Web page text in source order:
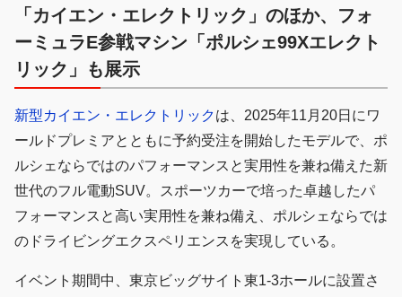
「カイエン・エレクトリック」のほか、フォ
ーミュラE参戦マシン「ポルシェ99Xエレクト
リック」も展示
新型カイエン・エレクトリックは、2025年11月20日にワ
ールドプレミアとともに予約受注を開始したモデルで、ポ
ルシェならではのパフォーマンスと実用性を兼ね備えた新
世代のフル電動SUV。スポーツカーで培った卓越したパ
フォーマンスと高い実用性を兼ね備え、ポルシェならでは
のドライビングエクスペリエンスを実現している。
イベント期間中、東京ビッグサイト東1-3ホールに設置さ